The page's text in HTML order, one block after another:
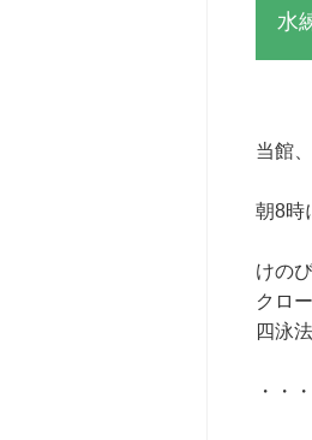
水
当館
朝8時
けの
クロ
四泳
・・